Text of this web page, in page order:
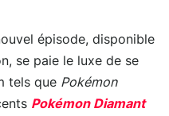
épisode, disponible
se paie le luxe de se
tels que Pokémon
Pokémon Diamant